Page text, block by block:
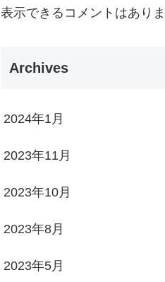
表示できるコメントはありま
Archives
2024年1月
2023年11月
2023年10月
2023年8月
2023年5月